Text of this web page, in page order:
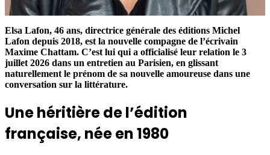
Elsa Lafon, 46 ans, directrice générale des éditions Michel
Lafon depuis 2018, est la nouvelle compagne de l’écrivain
Maxime Chattam. C’est lui qui a officialisé leur relation le 3
juillet 2026 dans un entretien au Parisien, en glissant
naturellement le prénom de sa nouvelle amoureuse dans une
conversation sur la littérature.
Une héritière de l’édition
française, née en 1980